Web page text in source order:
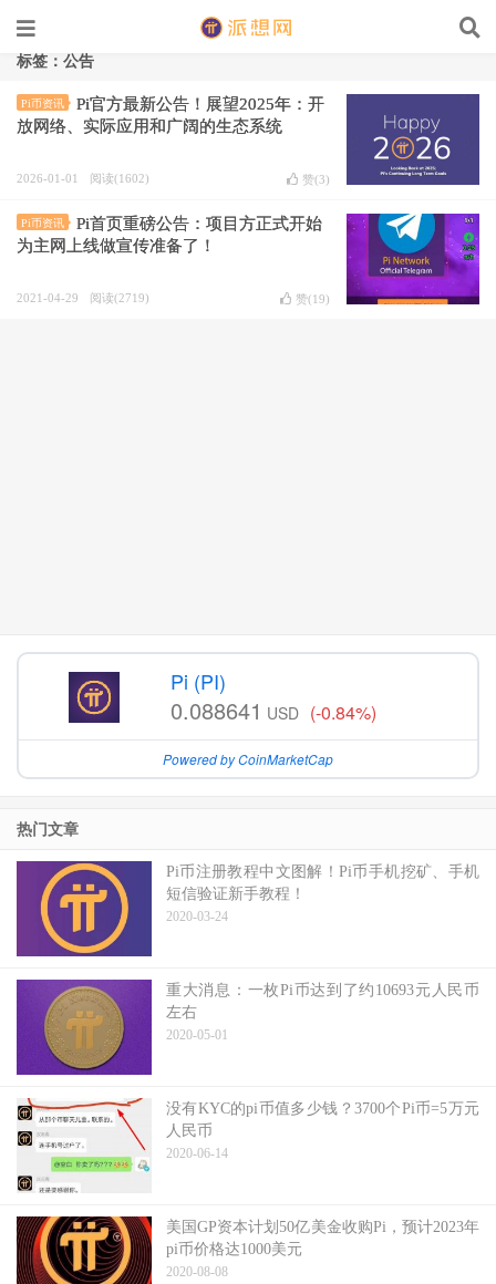
标签：公告
Pi币资讯
Pi官方最新公告！展望2025年：开
放网络、实际应用和广阔的生态系统
2026-01-01 阅读(1602) 赞(3)
Pi币资讯
Pi首页重磅公告：项目方正式开始
为主网上线做宣传准备了！
2021-04-29 阅读(2719) 赞(19)
Pi (PI)
0.088641 USD (-0.84%)
Powered by CoinMarketCap
热门文章
Pi币注册教程中文图解！Pi币手机挖矿、手机
短信验证新手教程！
2020-03-24
重大消息：一枚Pi币达到了约10693元人民币
左右
2020-05-01
没有KYC的pi币值多少钱？3700个Pi币=5万元
人民币
2020-06-14
美国GP资本计划50亿美金收购Pi，预计2023年
pi币价格达1000美元
2020-08-08